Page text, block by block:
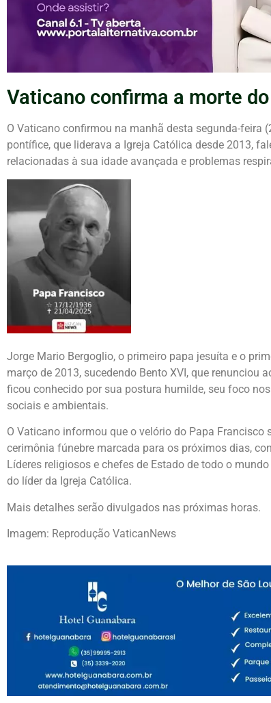
Vaticano confirma a morte
O Vaticano confirmou na manhã desta segunda-feira
pontífice, que liderava a Igreja Católica desde 2013,
relacionadas à sua idade avançada e problemas
Jorge Mario Bergoglio, o primeiro papa jesuíta e o
março de 2013, sucedendo Bento XVI, que renunciou
ficou conhecido por sua postura humilde, seu foco
sociais e ambientais.
O Vaticano informou que o velório do Papa Francisco
cerimônia fúnebre marcada para os próximos dias,
Líderes religiosos e chefes de Estado de todo o
do líder da Igreja Católica.
Mais detalhes serão divulgados nas próximas horas.
Imagem: Reprodução VaticanNews